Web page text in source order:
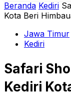
Beranda Kediri
Kota Beri
Jawa Timur
Kediri
Safari
Kediri